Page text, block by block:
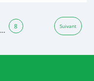
… 8 Suivant